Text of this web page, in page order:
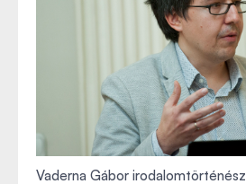
Vaderna Gábor irodalomtörténész